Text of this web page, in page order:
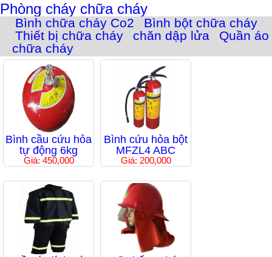
Phòng cháy chữa cháy
Bình chữa cháy Co2
Bình bột chữa cháy
Thiết bị chữa cháy
chăn dập lửa
Quần áo
chữa cháy
Bình cầu cứu hỏa
tự động 6kg
Giá: 450,000
Bình cứu hỏa bột
MFZL4 ABC
Giá: 200,000